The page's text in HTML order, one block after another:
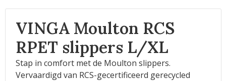
VINGA Moulton RCS
RPET slippers L/XL
Stap in comfort met de Moulton slippers.
Vervaardigd van RCS-gecertificeerd gerecycled